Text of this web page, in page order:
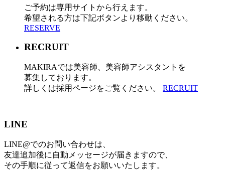
ご予約は専用サイトから行えます。
希望される方は下記ボタンより移動ください。
RESERVE
RECRUIT
MAKIRAでは美容師、美容師アシスタントを
募集しております。
詳しくは採用ページをご覧ください。 RECRUIT
LINE
LINE@でのお問い合わせは、
友達追加後に自動メッセージが届きますので、
その手順に従って返信をお願いいたします。